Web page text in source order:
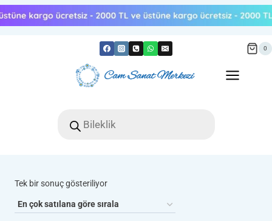
Skip
to
0
search
Tek bir sonuç gösteriliyor